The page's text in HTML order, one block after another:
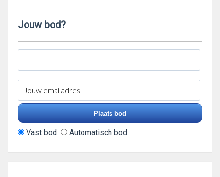
Jouw bod?
Vast bod Automatisch bod